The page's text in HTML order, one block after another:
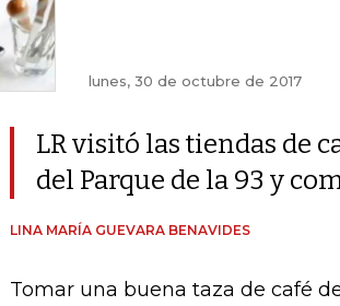
lunes, 30 de octubre de 2017
LR visitó las tiendas de
del Parque de la 93 y
LINA MARÍA GUEVARA BENAVIDES
Tomar una buena taza de café